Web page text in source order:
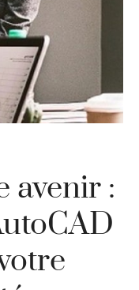
avenir :